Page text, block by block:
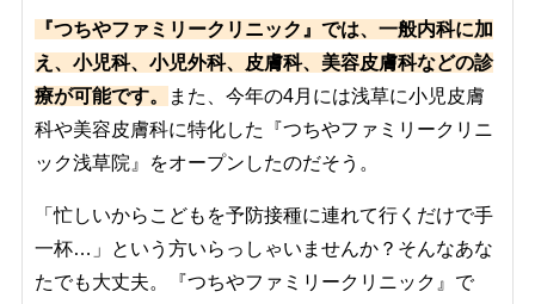
『つちやファミリークリニック』では、一般内科に加
え、小児科、小児外科、皮膚科、美容皮膚科などの診
療が可能です。
また、今年の4月には浅草に小児皮膚
科や美容皮膚科に特化した『つちやファミリークリニ
ック浅草院』をオープンしたのだそう。
「忙しいからこどもを予防接種に連れて行くだけで手
一杯…」という方いらっしゃいませんか？そんなあな
たでも大丈夫。『つちやファミリークリニック』で